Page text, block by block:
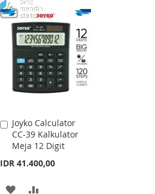
Joyko Calculator
CC-39 Kalkulator
Meja 12 Digit
IDR 41.400,00
Add
to
Cart
ADD